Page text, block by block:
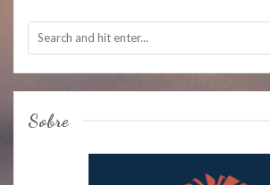
Sobre